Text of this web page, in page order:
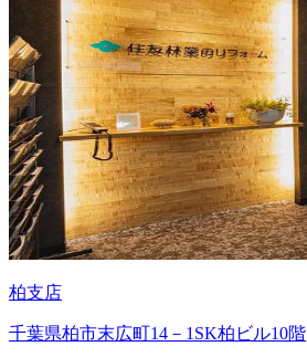
柏支店
千葉県柏市末広町14－1SK柏ビル10階